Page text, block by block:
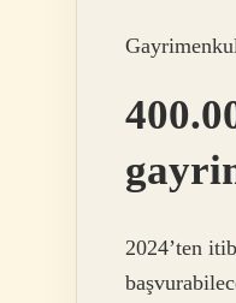
2024’ten